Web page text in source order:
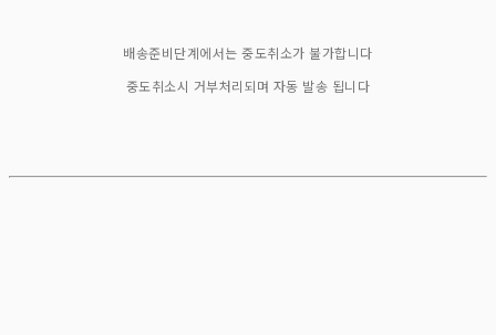
배송준비단계에서는 중도취소가 불가합니다
중도취소시 거부처리되며 자동 발송 됩니다